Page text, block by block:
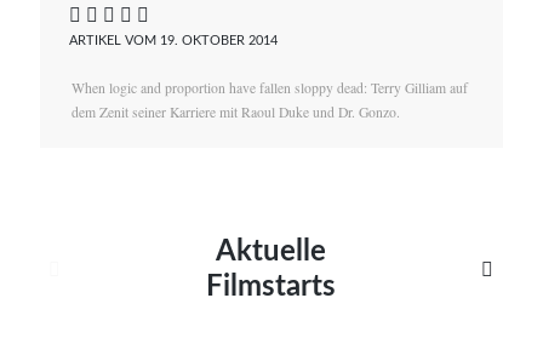
    
ARTIKEL VOM 19. OKTOBER 2014
When logic and proportion have fallen sloppy dead: Terry Gilliam auf
dem Zenit seiner Karriere mit Raoul Duke und Dr. Gonzo.
Aktuelle
Filmstarts
